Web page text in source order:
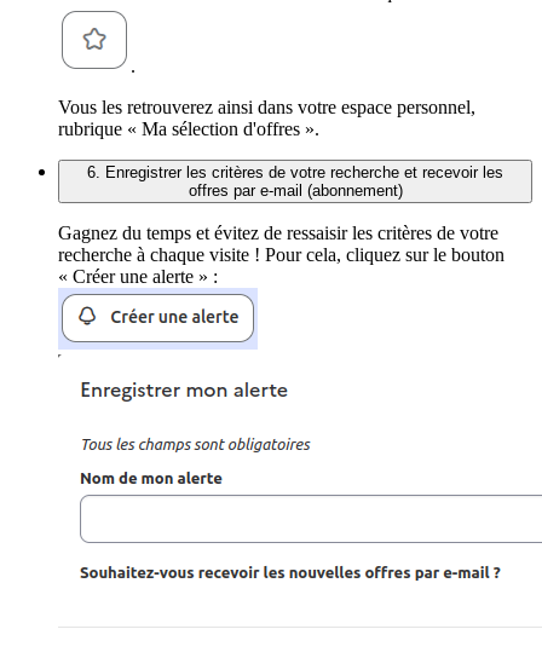
.
Vous les retrouverez ainsi dans votre espace personnel,
rubrique « Ma sélection d'offres ».
6. Enregistrer les critères de votre recherche et recevoir les
offres par e-mail (abonnement)
Gagnez du temps et évitez de ressaisir les critères de votre
recherche à chaque visite ! Pour cela, cliquez sur le bouton
« Créer une alerte » :